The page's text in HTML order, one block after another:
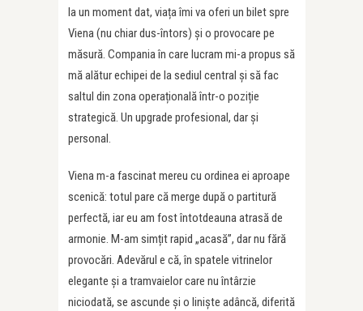
la un moment dat, viața îmi va oferi un bilet spre
Viena (nu chiar dus-întors) și o provocare pe
măsură. Compania în care lucram mi-a propus să
mă alătur echipei de la sediul central și să fac
saltul din zona operațională într-o poziție
strategică. Un upgrade profesional, dar și
personal.
Viena m-a fascinat mereu cu ordinea ei aproape
scenică: totul pare că merge după o partitură
perfectă, iar eu am fost întotdeauna atrasă de
armonie. M-am simțit rapid „acasă”, dar nu fără
provocări. Adevărul e că, în spatele vitrinelor
elegante și a tramvaielor care nu întârzie
niciodată, se ascunde și o liniște adâncă, diferită